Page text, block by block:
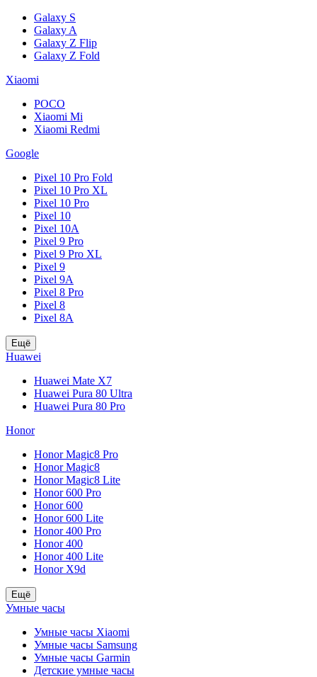
Galaxy S
Galaxy A
Galaxy Z Flip
Galaxy Z Fold
Xiaomi
POCO
Xiaomi Mi
Xiaomi Redmi
Google
Pixel 10 Pro Fold
Pixel 10 Pro XL
Pixel 10 Pro
Pixel 10
Pixel 10A
Pixel 9 Pro
Pixel 9 Pro XL
Pixel 9
Pixel 9A
Pixel 8 Pro
Pixel 8
Pixel 8A
Ещё
Huawei
Huawei Mate X7
Huawei Pura 80 Ultra
Huawei Pura 80 Pro
Honor
Honor Magic8 Pro
Honor Magic8
Honor Magic8 Lite
Honor 600 Pro
Honor 600
Honor 600 Lite
Honor 400 Pro
Honor 400
Honor 400 Lite
Honor X9d
Ещё
Умные часы
Умные часы Xiaomi
Умные часы Samsung
Умные часы Garmin
Детские умные часы